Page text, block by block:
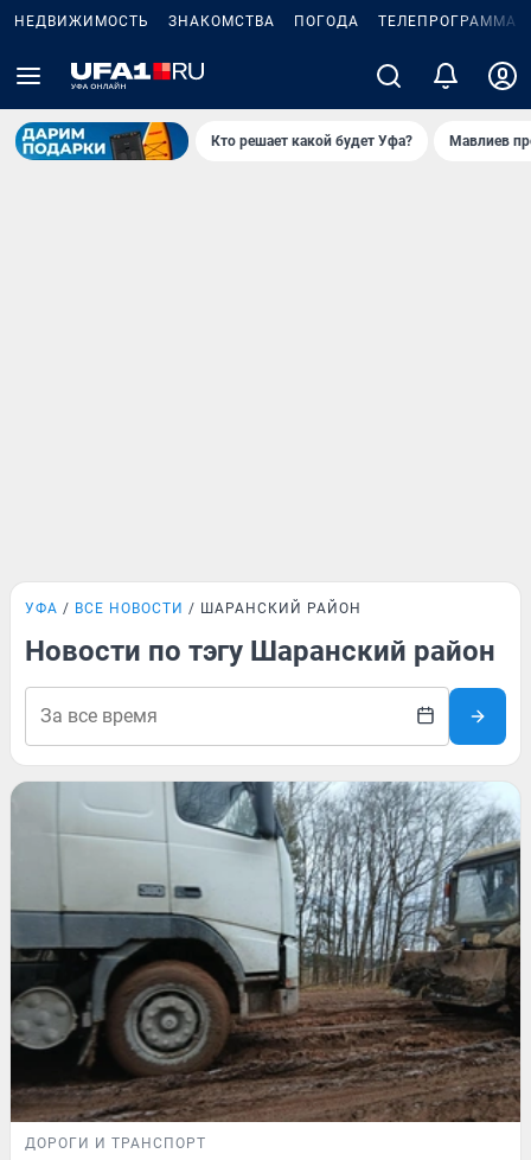
НЕДВИЖИМОСТЬ ЗНАКОМСТВА ПОГОДА ТЕЛЕПРОГРАММА
Кто решает какой будет Уфа? Мавлиев
УФА ВСЕ НОВОСТИ ШАРАНСКИЙ РАЙОН
Новости по тэгу Шаранский район
ДОРОГИ И ТРАНСПОРТ